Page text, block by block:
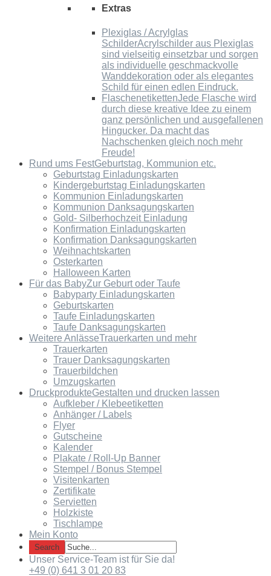
Extras
Plexiglas / Acrylglas
SchilderAcrylschilder aus Plexiglas
sind vielseitig einsetzbar und sorgen
als individuelle geschmackvolle
Wanddekoration oder als elegantes
Schild für einen edlen Eindruck.
FlaschenetikettenJede Flasche wird
durch diese kreative Idee zu einem
ganz persönlichen und ausgefallenen
Hingucker. Da macht das
Nachschenken gleich noch mehr
Freude!
Rund ums FestGeburtstag, Kommunion etc.
Geburtstag Einladungskarten
Kindergeburtstag Einladungskarten
Kommunion Einladungskarten
Kommunion Danksagungskarten
Gold- Silberhochzeit Einladung
Konfirmation Einladungskarten
Konfirmation Danksagungskarten
Weihnachtskarten
Osterkarten
Halloween Karten
Für das BabyZur Geburt oder Taufe
Babyparty Einladungskarten
Geburtskarten
Taufe Einladungskarten
Taufe Danksagungskarten
Weitere AnlässeTrauerkarten und mehr
Trauerkarten
Trauer Danksagungskarten
Trauerbildchen
Umzugskarten
DruckprodukteGestalten und drucken lassen
Aufkleber / Klebeetiketten
Anhänger / Labels
Flyer
Gutscheine
Kalender
Plakate / Roll-Up Banner
Stempel / Bonus Stempel
Visitenkarten
Zertifikate
Servietten
Holzkiste
Tischlampe
Mein Konto
Unser Service-Team ist für Sie da!
+49 (0) 641 3 01 20 83